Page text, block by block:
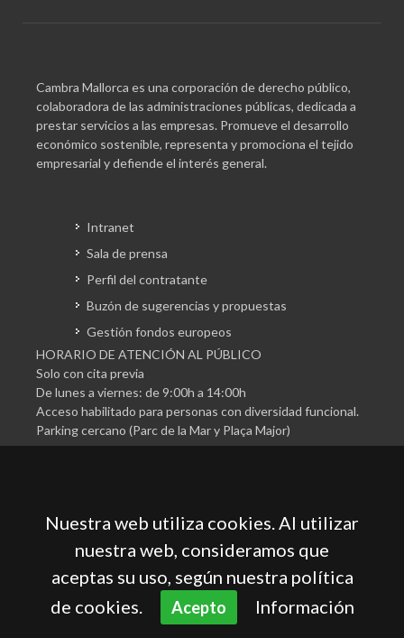
Cambra Mallorca es una corporación de derecho público,
colaboradora de las administraciones públicas, dedicada a
prestar servicios a las empresas. Promueve el desarrollo
económico sostenible, representa y promociona el tejido
empresarial y defiende el interés general.
Intranet
Sala de prensa
Perfil del contratante
Buzón de sugerencias y propuestas
Gestión fondos europeos
HORARIO DE ATENCIÓN AL PÚBLICO
Solo con cita previa
De lunes a viernes: de 9:00h a 14:00h
Acceso habilitado para personas con diversidad funcional.
Parking cercano (Parc de la Mar y Plaça Major)
Cámara Oficial de Comercio, Industria, Servicios y
Navegación de Mallorca
Política de privacidad
Nuestra web utiliza cookies. Al utilizar
nuestra web, consideramos que
aceptas su uso, según nuestra política
de cookies.
Acepto Información